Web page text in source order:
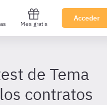
Mes gratis
Acceder
de Tema
contratos